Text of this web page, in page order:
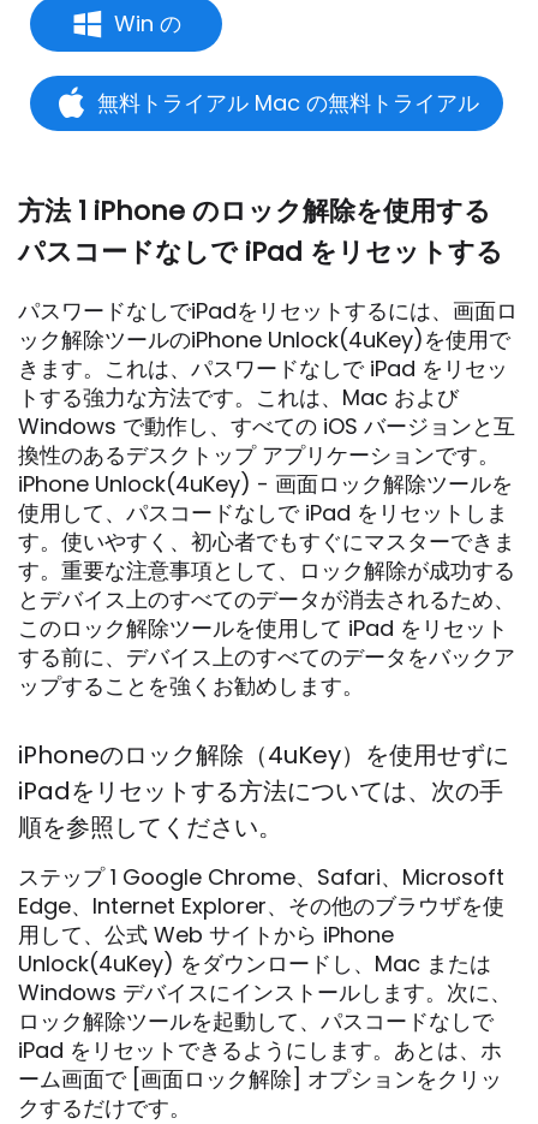
Win の
無料トライアル Mac の無料トライアル
方法 1 iPhone のロック解除を使用する
パスコードなしで iPad をリセットする
パスワードなしでiPadをリセットするには、画面ロ
ック解除ツールのiPhone Unlock(4uKey)を使用で
きます。これは、パスワードなしで iPad をリセッ
トする強力な方法です。これは、Mac および
Windows で動作し、すべての iOS バージョンと互
換性のあるデスクトップ アプリケーションです。
iPhone Unlock(4uKey) - 画面ロック解除ツールを
使用して、パスコードなしで iPad をリセットしま
す。使いやすく、初心者でもすぐにマスターできま
す。重要な注意事項として、ロック解除が成功する
とデバイス上のすべてのデータが消去されるため、
このロック解除ツールを使用して iPad をリセット
する前に、デバイス上のすべてのデータをバックア
ップすることを強くお勧めします。
iPhoneのロック解除（4uKey）を使用せずに
iPadをリセットする方法については、次の手
順を参照してください。
ステップ 1 Google Chrome、Safari、Microsoft
Edge、Internet Explorer、その他のブラウザを使
用して、公式 Web サイトから iPhone
Unlock(4uKey) をダウンロードし、Mac または
Windows デバイスにインストールします。次に、
ロック解除ツールを起動して、パスコードなしで
iPad をリセットできるようにします。あとは、ホ
ーム画面で [画面ロック解除] オプションをクリッ
クするだけです。